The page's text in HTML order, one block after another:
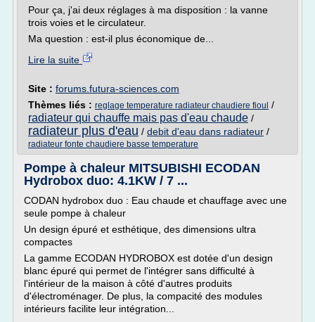
Pour ça, j'ai deux réglages à ma disposition : la vanne
trois voies et le circulateur.
Ma question : est-il plus économique de...
Lire la suite
Site : forums.futura-sciences.com
Thèmes liés : reglage temperature radiateur chaudiere fioul /
radiateur qui chauffe mais pas d'eau chaude /
radiateur plus d'eau / debit d'eau dans radiateur /
radiateur fonte chaudiere basse temperature
Pompe à chaleur MITSUBISHI ECODAN
Hydrobox duo: 4.1KW / 7 ...
CODAN hydrobox duo : Eau chaude et chauffage avec une
seule pompe à chaleur
Un design épuré et esthétique, des dimensions ultra
compactes
La gamme ECODAN HYDROBOX est dotée d'un design
blanc épuré qui permet de l'intégrer sans difficulté à
l'intérieur de la maison à côté d'autres produits
d'électroménager. De plus, la compacité des modules
intérieurs facilite leur intégration...